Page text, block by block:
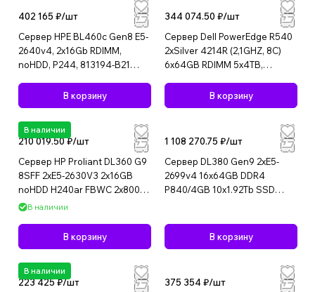
402 165 ₽/шт
Сервер HPE BL460c Gen8 E5-
2640v4, 2x16Gb RDIMM,
noHDD, P244, 813194-B21
В корзину
344 074.50 ₽/шт
Сервер Dell PowerEdge R540
2xSilver 4214R (2,1GHZ, 8C)
6х64GB RDIMM 5x4TB,
В корзину
В наличии
210 019.50 ₽/шт
Сервер HP Proliant DL360 G9
8SFF 2xE5-2630V3 2x16GB
noHDD H240ar FBWC 2x800W
1U USED
В наличии
В корзину
1 108 270.75 ₽/шт
Сервер DL380 Gen9 2xE5-
2699v4 16x64GB DDR4
P840/4GB 10x1.92Tb SSD
В корзину
В наличии
223 425 ₽/шт
375 354 ₽/шт